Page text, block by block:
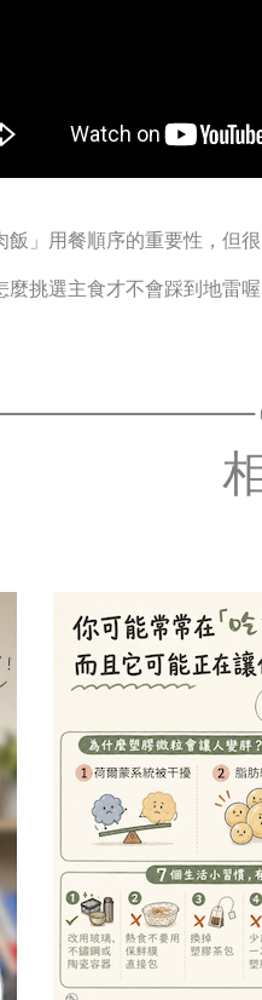
」用餐順序的重要性，但
挑選主食才不會踩到地雷喔